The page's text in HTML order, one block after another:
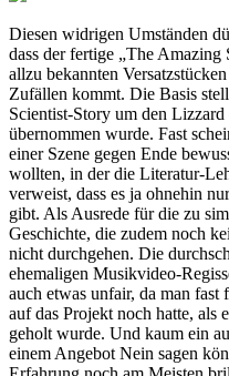
Diesen widrigen Umständen
dass der fertige „The
allzu bekannten
Zufällen kommt. Die Basis
Scientist-Story um den
übernommen wurde. Fast
einer Szene gegen Ende
wollten, in der die Literatur-
verweist, dass es ja ohnehin
gibt. Als Ausrede für die zu
Geschichte, die zudem noch
nicht durchgehen. Die
ehemaligen Musikvideo-
auch etwas unfair, da man
auf das Projekt noch hatte, als
geholt wurde. Und kaum ein
einem Angebot Nein sagen